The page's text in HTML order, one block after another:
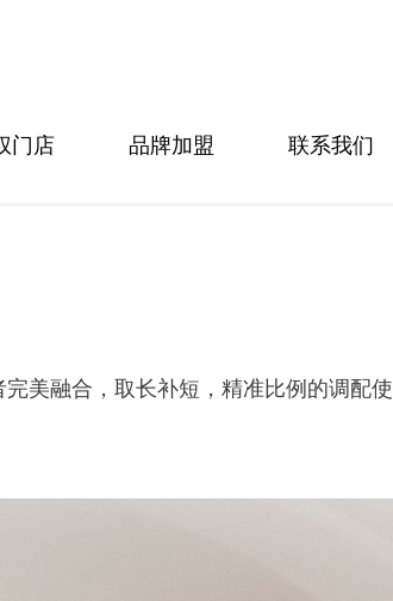
门店 品牌加盟 联系我们
美融合，取长补短，精准比例的调配使